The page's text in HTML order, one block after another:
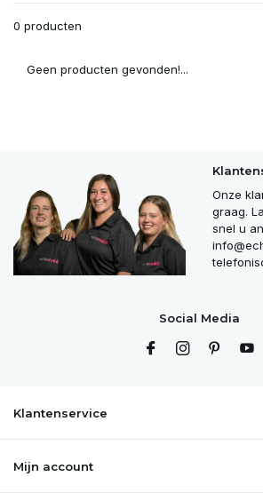
0 producten
Geen producten gevonden!...
Onze
graag.
snel u
Social Media
Klantenservice
Mijn account